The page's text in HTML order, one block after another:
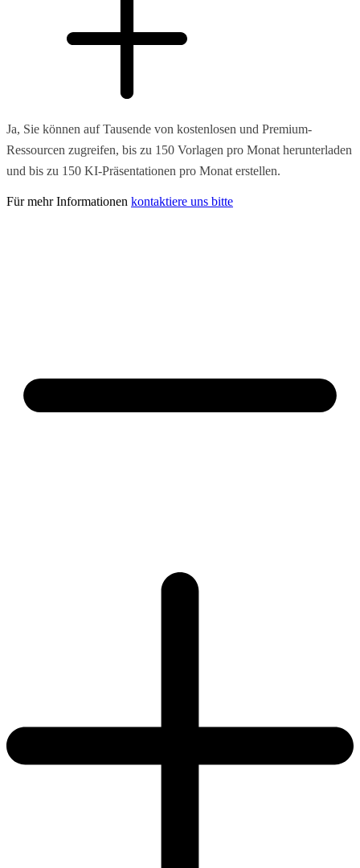
Ja, Sie können auf Tausende von kostenlosen und Premium-
Ressourcen zugreifen, bis zu 150 Vorlagen pro Monat herunterladen
und bis zu 150 KI-Präsentationen pro Monat erstellen.
Für mehr Informationen kontaktiere uns bitte